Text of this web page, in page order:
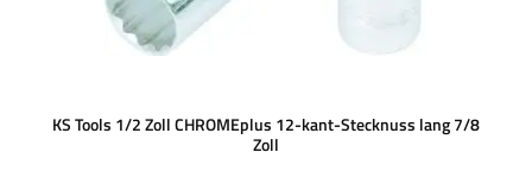
KS Tools 1/2 Zoll CHROMEplus 12-kant-Stecknuss lang 7/8
Zoll